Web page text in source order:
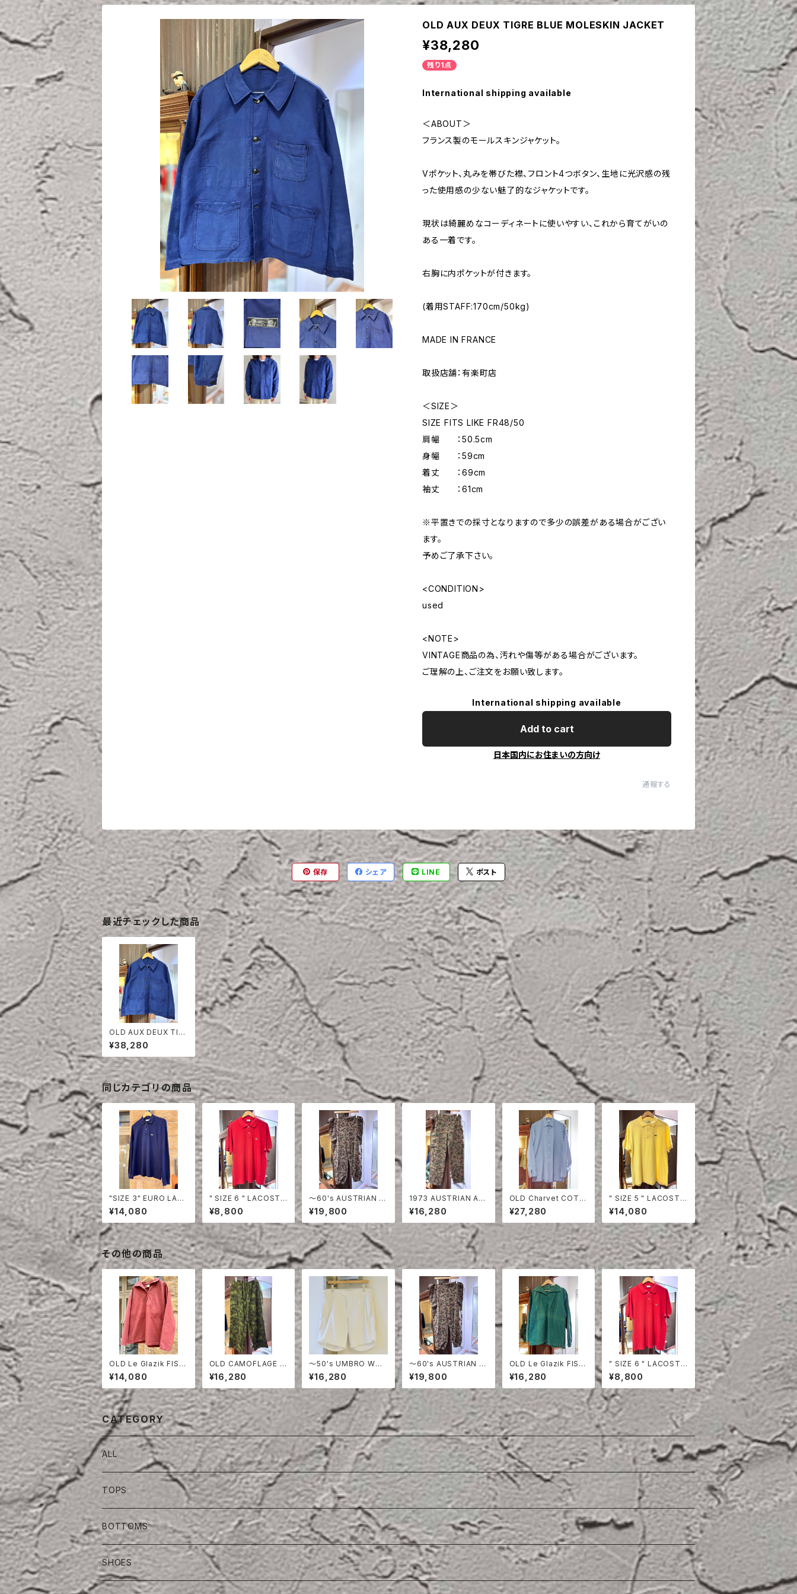
OLD AUX DEUX TIGRE BLUE MOLESKIN JACKET
¥38,280
残り1点
International shipping available
＜ABOUT＞
フランス製のモールスキンジャケット。
Vポケット、丸みを帯びた襟、フロント4つボタン、生地に光沢感の残
った使用感の少ない魅了的なジャケットです。
現状は綺麗めなコーディネートに使いやすい、これから育てがいの
ある一着です。
右胸に内ポケットが付きます。
(着用STAFF:170cm/50kg)
MADE IN FRANCE
取扱店舗：有楽町店
＜SIZE＞
SIZE FITS LIKE FR48/50
肩幅 ：50.5cm
身幅 ：59cm
着丈 ：69cm
袖丈 ：61cm
※平置きでの採寸となりますので多少の誤差がある場合がござい
ます。
予めご了承下さい。
<CONDITION>
used
<NOTE>
VINTAGE商品の為、汚れや傷等がある場合がございます。
ご理解の上、ご注文をお願い致します。
International shipping available
Add to cart
日本国内にお住まいの方向け
通報する
保存 シェア LINE ポスト
最近チェックした商品
OLD AUX DEUX TIG
RE BLUE MOLESKIN
JACKET
¥38,280
同じカテゴリの商品
"SIZE 3" EURO LAC
OSTE POLO SHIRT
LONG SLEEVE
¥14,080
" SIZE 6 " LACOSTE
POLO SHIRT RED
¥8,800
〜60's AUSTRIAN A
RMY PEA DOT CAM
O FIERD PANTS
¥19,800
1973 AUSTRIAN AR
MY PEA DOT CAMO
FIERD PANTS
¥16,280
OLD Charvet COTT
ON SHIRT
¥27,280
" SIZE 5 " LACOSTE
POLO SHIRT YELLO
W
¥14,080
その他の商品
OLD Le Glazik FISH
ERMAN SMOCK ON
E WASH
¥14,080
OLD CAMOFLAGE O
VER PANTS
¥16,280
〜50's UMBRO WHI
TE COTTON SHOR
TS
¥16,280
〜60's AUSTRIAN A
RMY PEA DOT CAM
O FIERD PANTS
¥19,800
OLD Le Glazik FISH
ERMAN SMOCK
¥16,280
" SIZE 6 " LACOSTE
POLO SHIRT RED
¥8,800
CATEGORY
ALL
TOPS
BOTTOMS
SHOES